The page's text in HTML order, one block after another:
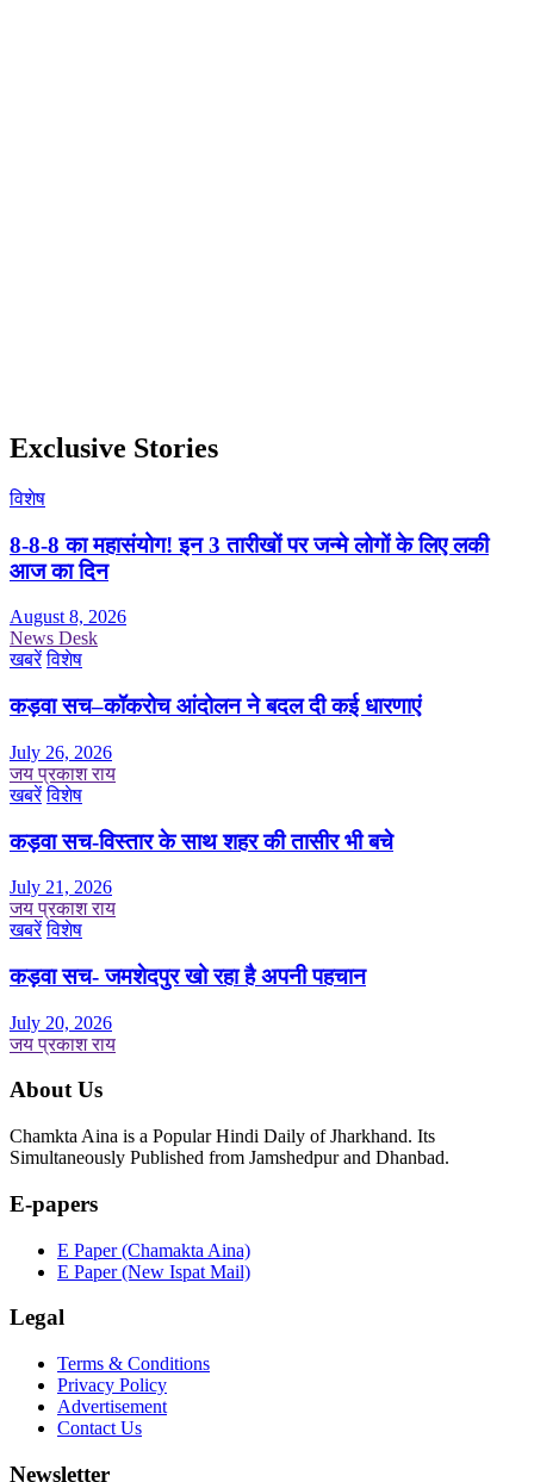
Exclusive Stories
विशेष
8-8-8 का महासंयोग! इन 3 तारीखों पर जन्मे लोगों के लिए लकी
आज का दिन
August 8, 2026
News Desk
खबरें विशेष
कड़वा सच–कॉकरोच आंदोलन ने बदल दी कई धारणाएं
July 26, 2026
जय प्रकाश राय
खबरें विशेष
कड़वा सच-विस्तार के साथ शहर की तासीर भी बचे
July 21, 2026
जय प्रकाश राय
खबरें विशेष
कड़वा सच- जमशेदपुर खो रहा है अपनी पहचान
July 20, 2026
जय प्रकाश राय
About Us
Chamkta Aina is a Popular Hindi Daily of Jharkhand. Its
Simultaneously Published from Jamshedpur and Dhanbad.
E-papers
E Paper (Chamakta Aina)
E Paper (New Ispat Mail)
Legal
Terms & Conditions
Privacy Policy
Advertisement
Contact Us
Newsletter